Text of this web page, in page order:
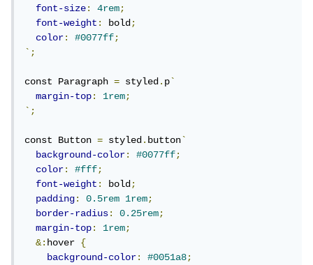
font-size: 4rem;
font-weight: bold;
color: #0077ff;
`;
const Paragraph = styled.p`
margin-top: 1rem;
`;
const Button = styled.button`
background-color: #0077ff;
color: #fff;
font-weight: bold;
padding: 0.5rem 1rem;
border-radius: 0.25rem;
margin-top: 1rem;
&:hover {
background-color: #0051a8;